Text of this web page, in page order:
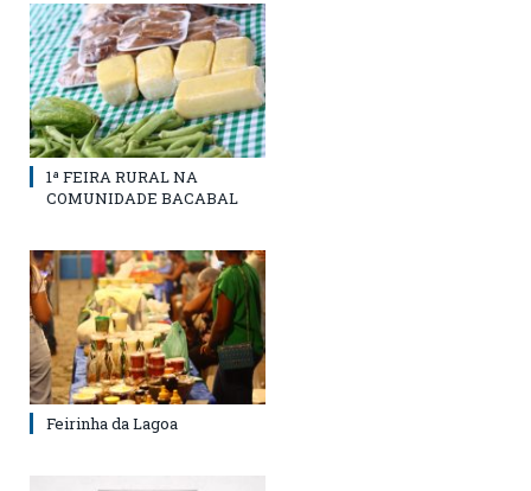
1ª FEIRA RURAL NA
COMUNIDADE BACABAL
Feirinha da Lagoa